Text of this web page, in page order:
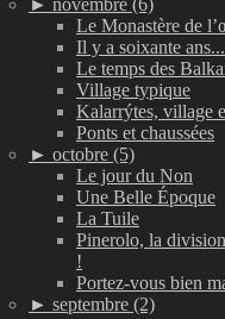
Le Monastère de
Il y a soixante ans...
Le temps des
Village typique
Kalarrýtes, village
Ponts et chaussées
► octobre (5)
Le jour du Non
Une Belle Époque
La Tuile
Pinerolo, la
!
Portez-vous bien
► septembre (2)